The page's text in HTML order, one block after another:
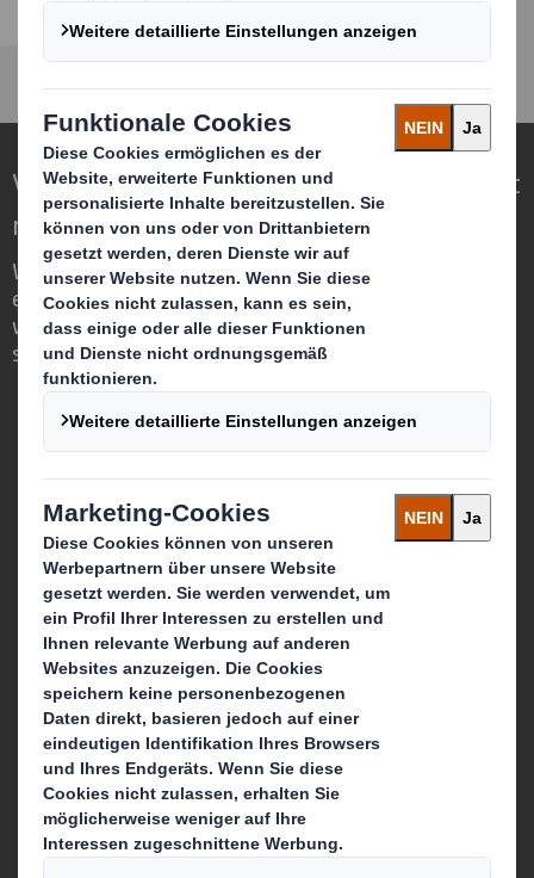
Verpackungen für eine sich wandelnde Welt
neu definieren
Wir sind anders, weil wir die Chance
erkennen, dass Verpackungen eine
wichtige Rolle in der Welt um uns herum
spielen können.
Wer wir sind
Über DS Smith
Über International Paper
Zusammenschluss von IP + DS Smith
Nachhaltigkeit
Unser Unternehmenszweck
Media
Karriere & Jobs